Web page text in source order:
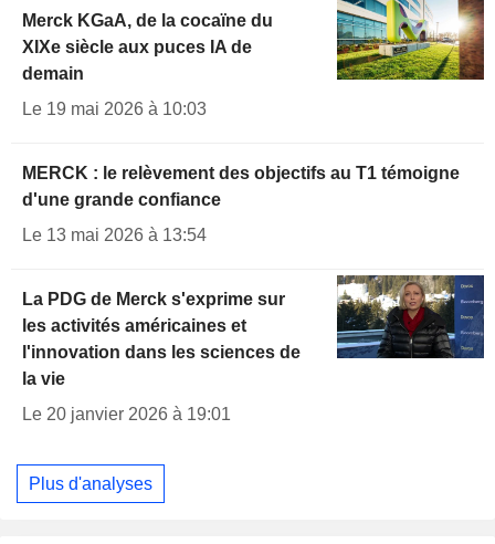
Merck KGaA, de la cocaïne du
XIXe siècle aux puces IA de
demain
Le 19 mai 2026 à 10:03
MERCK : le relèvement des objectifs au T1 témoigne
d'une grande confiance
Le 13 mai 2026 à 13:54
La PDG de Merck s'exprime sur
les activités américaines et
l'innovation dans les sciences de
la vie
Le 20 janvier 2026 à 19:01
Plus d'analyses